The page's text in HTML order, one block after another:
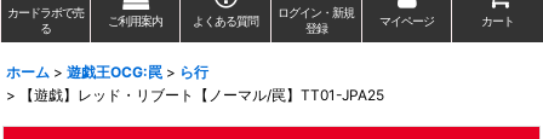
カードラボで売
る
ご利用案内 よくある質問
ログイン・新規
登録
マイページ カート
ホーム > 遊戯王OCG:罠 > ら行
>
【遊戯】レッド・リブート【ノーマル/罠】TT01-JPA25